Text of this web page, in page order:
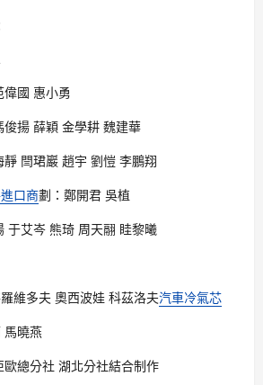
國 惠小勇
俊揚 薛穎 金學耕 魏建華
閆珺巖 趙宇 劉愷 李鵬翔
口商劃：鄭開君 吳植
于艾岑 熊琦 周天翮 眭黎曦
維多夫 奧西波娃 科茲洛夫汽車冷氣芯
馬曉燕
總分社 湖北分社結合制作